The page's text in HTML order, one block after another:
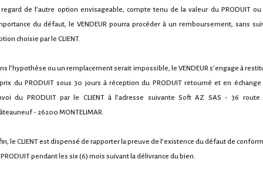
regard de l’autre option envisageable, compte tenu de la valeur du PRODUIT ou
du défaut, le VENDEUR pourra procéder à un remboursement, sans
choisie par le CLIENT.
l’hypothèse ou un remplacement serait impossible, le VENDEUR s’engage à
du PRODUIT sous 30 jours à réception du PRODUIT retourné et en échange
du PRODUIT par le CLIENT à l’adresse suivante Soft AZ SAS - 36 route
- 26200 MONTELIMAR.
le CLIENT est dispensé de rapporter la preuve de l’existence du défaut de
pendant les six (6) mois suivant la délivrance du bien.